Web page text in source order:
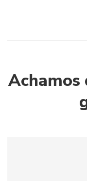
Achamos